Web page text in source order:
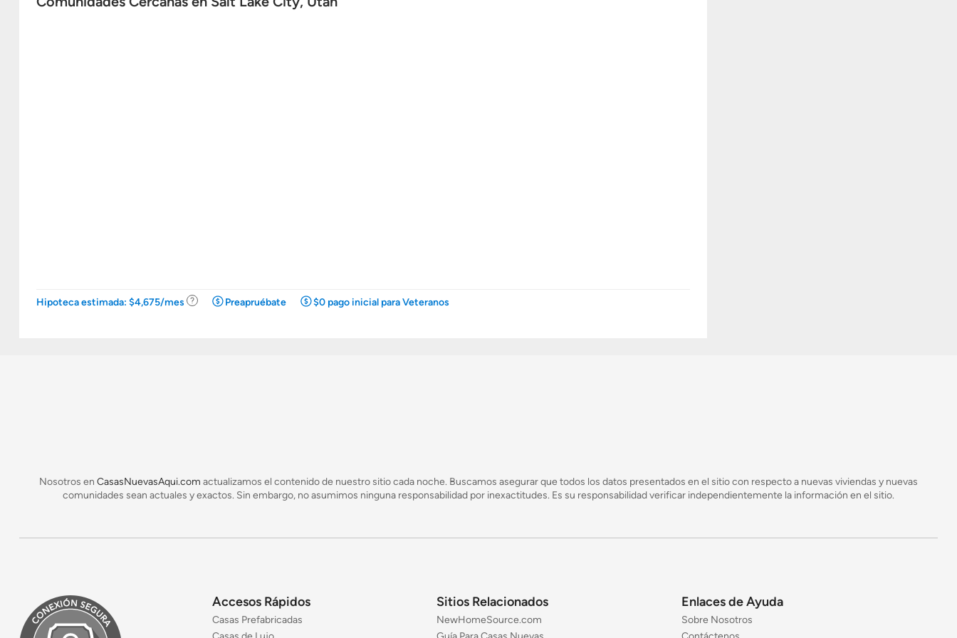
Hipoteca estimada: $4,675/mes .
Ir
Preapruébate $0 pago inicial para Veteranos
Nosotros en CasasNuevasAqui.com actualizamos el contenido de nuestro sitio cada noche. Buscamos asegurar que todos los datos presentados en el sitio con respecto a nuevas viviendas y nuevas
comunidades sean actuales y exactos. Sin embargo, no asumimos ninguna responsabilidad por inexactitudes. Es su responsabilidad verificar independientemente la información en el sitio.
Accesos Rápidos
Casas Prefabricadas
Sitios Relacionados
NewHomeSource.com
Enlaces de Ayuda
Sobre Nosotros